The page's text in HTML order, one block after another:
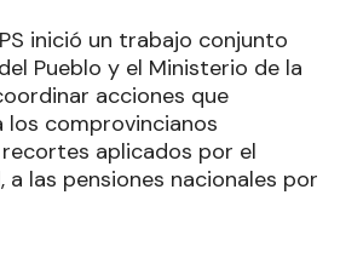
inició un trabajo conjunto
Pueblo y el Ministerio de la
acciones que
comprovincianos
aplicados por el
a las pensiones nacionales por